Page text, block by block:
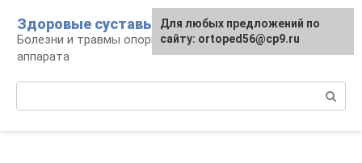
контенту
Здоровые суставы
Болезни и травмы опорно-двигательного
аппарата
Для любых предложений по
сайту: ortoped56@cp9.ru